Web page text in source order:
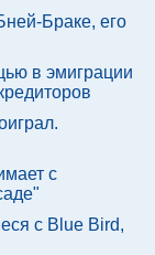
Браке, его
в эмиграции
с
с Blue Bird,